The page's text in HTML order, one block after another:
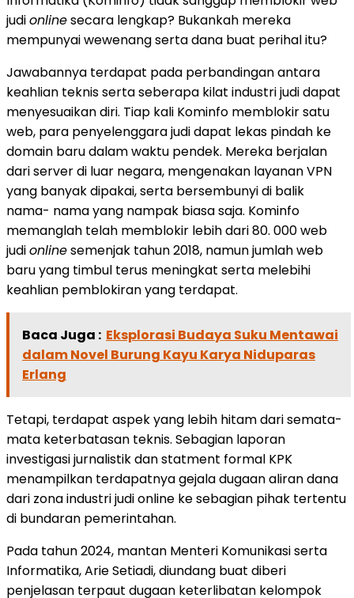
judionlinesecara lengkap? Bukankah mereka
mempunyai wewenang serta dana buat perihal itu?
Jawabannya terdapat pada perbandingan antara
keahlian teknis serta seberapa kilat industri judi dapat
menyesuaikan diri. Tiap kali Kominfo memblokir satu
web, para penyelenggara judi dapat lekas pindah ke
domain baru dalam waktu pendek. Mereka berjalan
dari server di luar negara, mengenakan layanan VPN
yang banyak dipakai, serta bersembunyi di balik
nama- nama yang nampak biasa saja. Kominfo
memanglah telah memblokir lebih dari 80. 000 web
judionlinesemenjak tahun 2018, namun jumlah web
baru yang timbul terus meningkat serta melebihi
keahlian pemblokiran yang terdapat.
Baca Juga : Eksplorasi Budaya Suku Mentawai
dalam Novel Burung Kayu Karya Niduparas
Erlang
Tetapi, terdapat aspek yang lebih hitam dari semata-
mata keterbatasan teknis. Sebagian laporan
investigasi jurnalistik dan statment formal KPK
menampilkan terdapatnya gejala dugaan aliran dana
dari zona industri judi online ke sebagian pihak tertentu
di bundaran pemerintahan.
Pada tahun 2024, mantan Menteri Komunikasi serta
Informatika, Arie Setiadi, diundang buat diberi
penjelasan terpaut dugaan keterlibatan kelompok